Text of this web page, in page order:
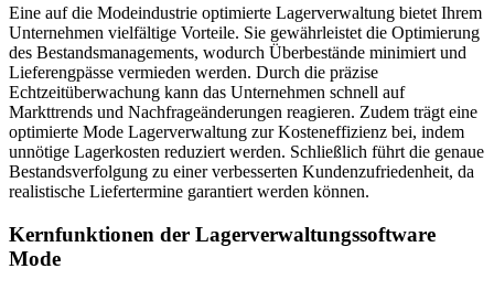
Eine auf die Modeindustrie optimierte Lagerverwaltung bietet Ihrem
Unternehmen vielfältige Vorteile. Sie gewährleistet die Optimierung
des Bestandsmanagements, wodurch Überbestände minimiert und
Lieferengpässe vermieden werden. Durch die präzise
Echtzeitüberwachung kann das Unternehmen schnell auf
Markttrends und Nachfrageänderungen reagieren. Zudem trägt eine
optimierte Mode Lagerverwaltung zur Kosteneffizienz bei, indem
unnötige Lagerkosten reduziert werden. Schließlich führt die genaue
Bestandsverfolgung zu einer verbesserten Kundenzufriedenheit, da
realistische Liefertermine garantiert werden können.
Kernfunktionen der Lagerverwaltungssoftware
Mode